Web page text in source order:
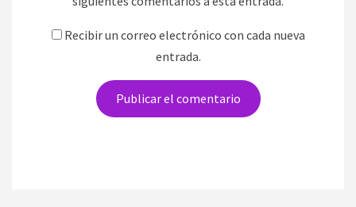
Recibir un correo electrónico con cada nueva
entrada.